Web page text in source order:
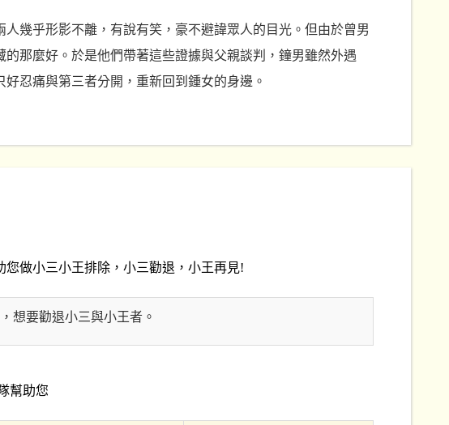
幾乎形影不離，有說有笑，豪不避諱眾人的目光。但由於曾男
那麼好。於是他們帶著這些證據與父親談判，鐘男雖然外遇
忍痛與第三者分開，重新回到鍾女的身邊。
做小三小王排除，小三勸退，小王再見!
想要勸退小三與小王者。
幫助您